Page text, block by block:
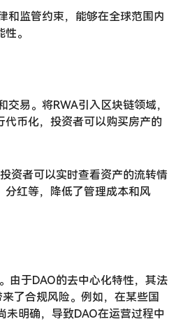
和监管约束，能够在全球范围内
。
易。将RWA引入区块链领域，
币化，投资者可以购买房产的
资者可以实时查看资产的流转情
分红等，降低了管理成本和风
由于DAO的去中心化特性，其法
了合规风险。例如，在某些国
明确，导致DAO在运营过程中